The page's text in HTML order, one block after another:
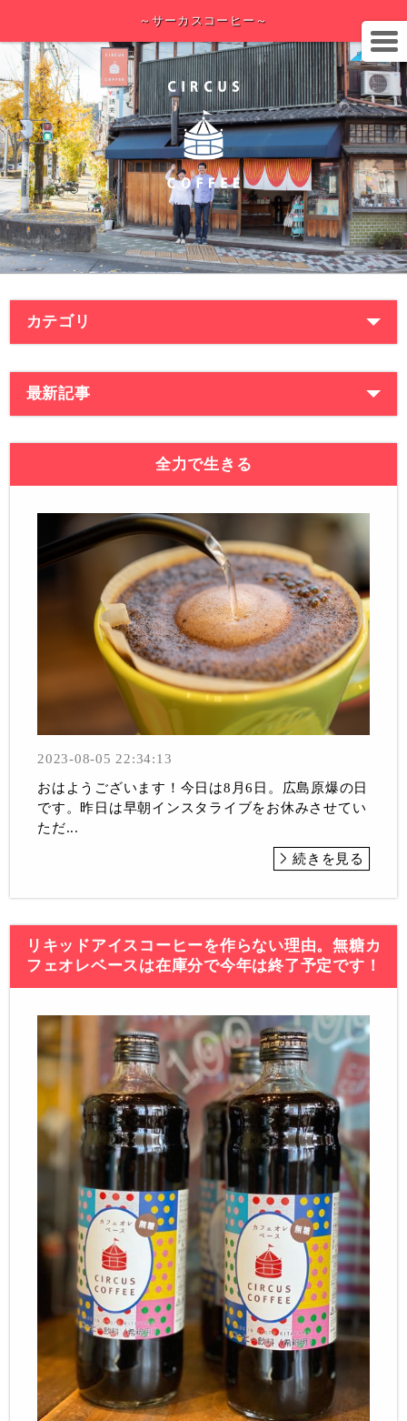
～サーカスコーヒー～
カテゴリ
最新記事
全力で生きる
2023-08-05 22:34:13
おはようございます！今日は8月6日。広島原爆の日
です。昨日は早朝インスタライブをお休みさせてい
ただ...
続きを見る
リキッドアイスコーヒーを作らない理由。無糖カ
フェオレベースは在庫分で今年は終了予定です！